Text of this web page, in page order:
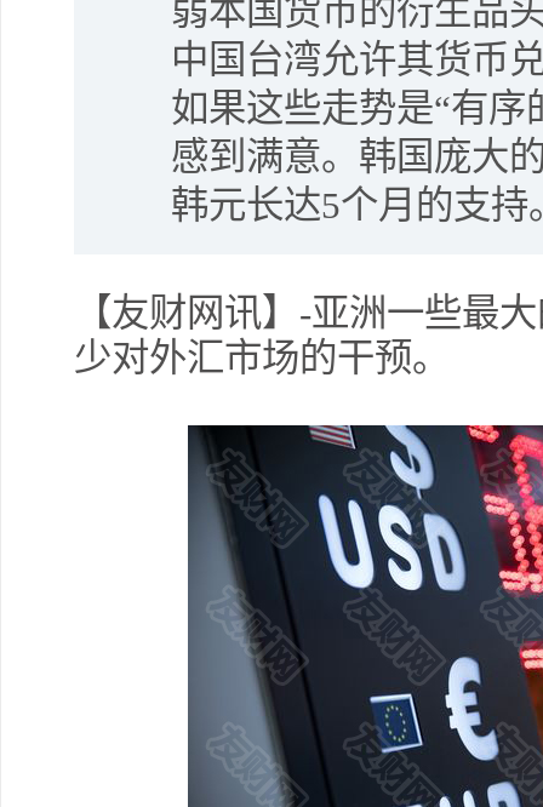
弱本国货币的衍生品
中国台湾允许其货币
如果这些走势是“有
感到满意。韩国庞大
韩元长达5个月的支持
【友财网讯】-亚洲一些最
少对外汇市场的干预。